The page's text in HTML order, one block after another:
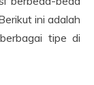
ini adalah
tipe di